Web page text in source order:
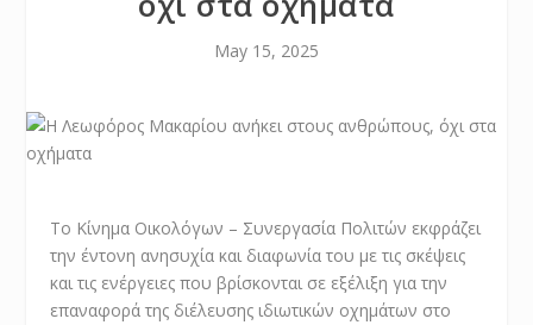
May 15, 2025
Το Κίνημα Οικολόγων – Συνεργασία Πολιτών εκφράζει
την έντονη ανησυχία και διαφωνία του με τις σκέψεις
και τις ενέργειες που βρίσκονται σε εξέλιξη για την
επαναφορά της διέλευσης ιδιωτικών οχημάτων στο